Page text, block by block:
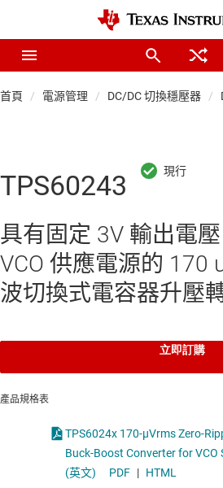
首頁 電源管理 DC/DC 切換穩壓器
TPS60243
具有固定 3V 輸出電
VCO 供應電源的 170
波切換式電容器升壓
立即訂購
產品規格表
TPS6024x 170-µVrms Zero-Ripple
Buck-Boost Converter
(英文)
PDF | HTML